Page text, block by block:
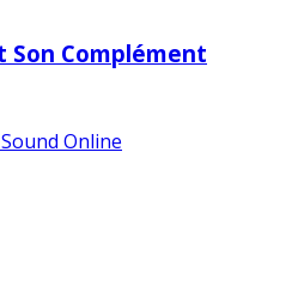
Son Complément
Online